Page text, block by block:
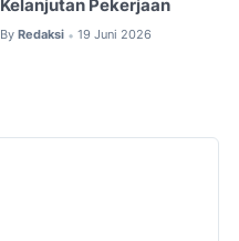
Kelanjutan Pekerjaan
By Redaksi • 19 Juni 2026